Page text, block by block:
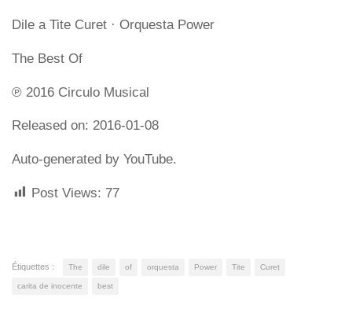
Dile a Tite Curet · Orquesta Power
The Best Of
℗ 2016 Circulo Musical
Released on: 2016-01-08
Auto-generated by YouTube.
Post Views: 77
Étiquettes : The dile of orquesta Power Tite Curet
carita de inocente best